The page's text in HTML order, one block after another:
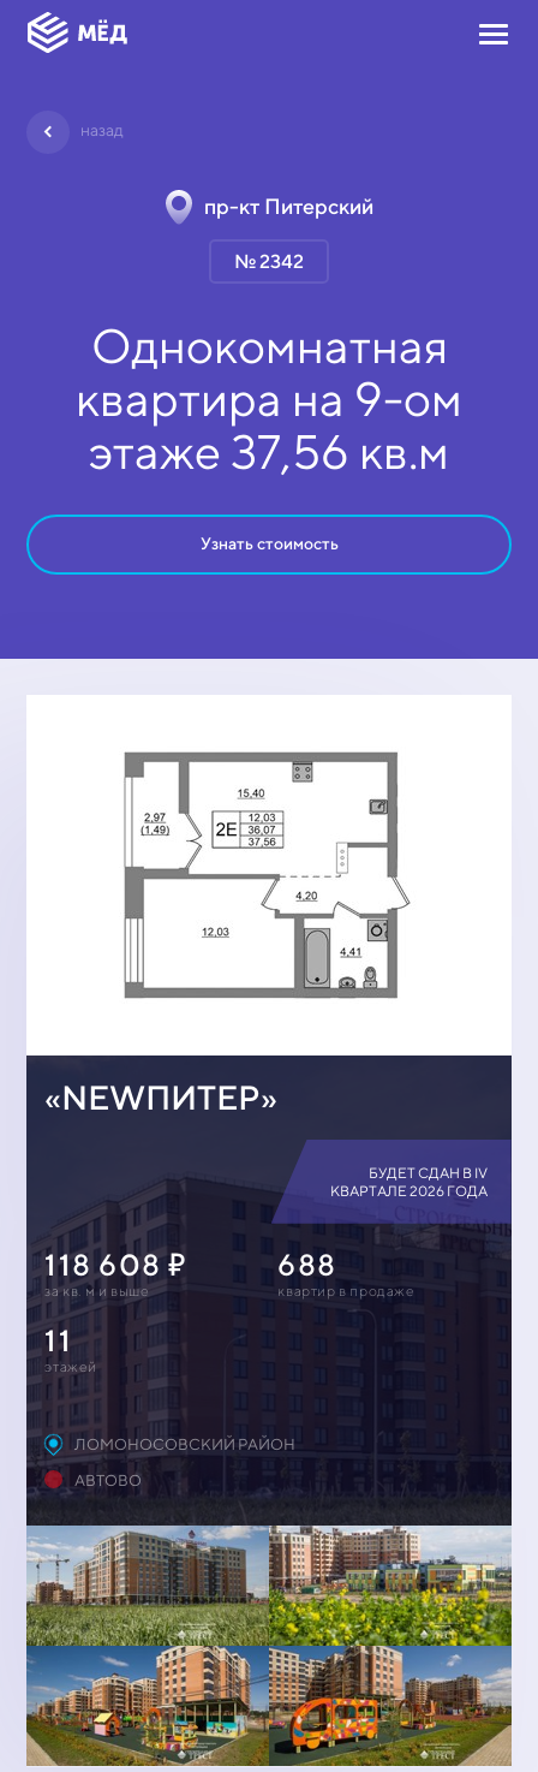
назад
пр-кт Питерский
№ 2342
Однокомнатная
квартира на 9-ом
этаже 37,56 кв.м
Узнать стоимость
«NEWПИТЕР»
БУДЕТ СДАН В IV
КВАРТАЛЕ 2026 ГОДА
118 608
за кв. м и выше
688
квартир в продаже
11
этажей
ЛОМОНОСОВСКИЙ РАЙОН
АВТОВО